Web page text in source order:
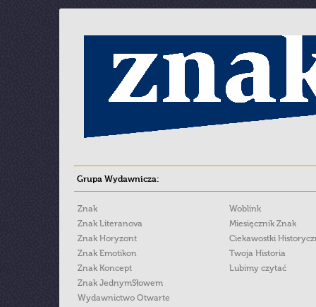
Grupa Wydawnicza:
Znak
Znak Literanova
Znak Horyzont
Znak Emotikon
Znak Koncept
Znak JednymSłowem
Wydawnictwo Otwarte
Woblink
Miesięcznik Znak
Ciekawostki
Twoja Historia
Lubimy czytać